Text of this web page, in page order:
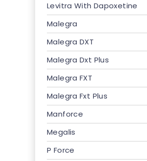
Levitra With Dapoxetine
Malegra
Malegra DXT
Malegra Dxt Plus
Malegra FXT
Malegra Fxt Plus
Manforce
Megalis
P Force